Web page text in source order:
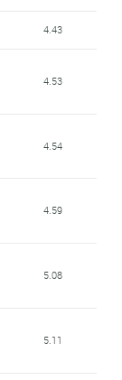
4.43
4.53
4.54
4.59
5.08
5.11